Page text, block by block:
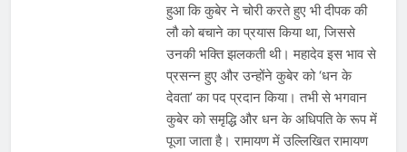
हुआ कि कुबेर ने चोरी करते हुए भी दीपक की
लौ को बचाने का प्रयास किया था, जिससे
उनकी भक्ति झलकती थी। महादेव इस भाव से
प्रसन्न हुए और उन्होंने कुबेर को ‘धन के
देवता’ का पद प्रदान किया। तभी से भगवान
कुबेर को समृद्धि और धन के अधिपति के रूप में
पूजा जाता है। रामायण में उल्लिखित रामायण